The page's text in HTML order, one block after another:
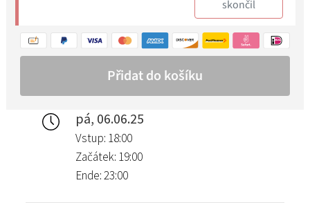
pá, 06.06.25
Vstup: 18:00
Začátek: 19:00
Ende: 23:00